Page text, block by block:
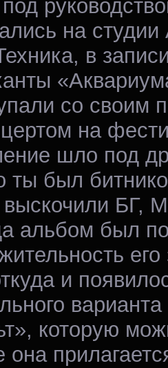
на
в
со своим
на
шло под
ты был
выскочили БГ,
альбом был
и
которую
она